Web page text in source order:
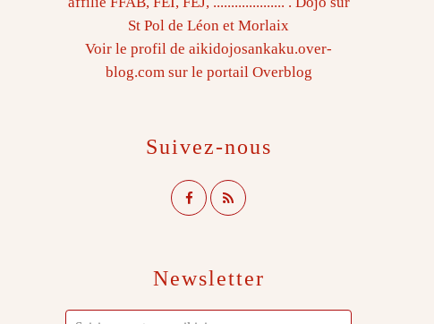
Newsletter
Suivez-nous
St Pol de Léon et Morlaix
Voir le profil de aikidojosankaku.over-
blog.comsur le portail Overblog